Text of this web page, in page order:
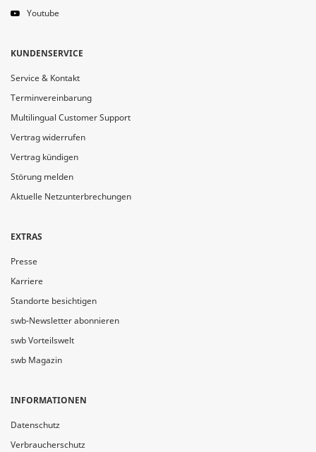
Youtube
KUNDENSERVICE
Service & Kontakt
Terminvereinbarung
Multilingual Customer Support
Vertrag widerrufen
Vertrag kündigen
Störung melden
Aktuelle Netzunterbrechungen
EXTRAS
Presse
Karriere
Standorte besichtigen
swb-Newsletter abonnieren
swb Vorteilswelt
swb Magazin
INFORMATIONEN
Datenschutz
Verbraucherschutz